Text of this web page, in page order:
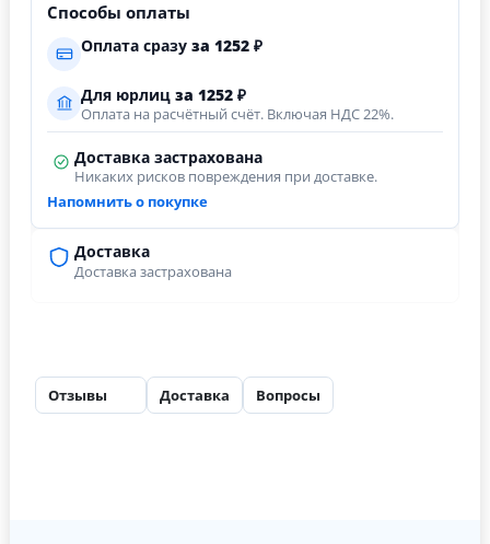
Доставка
Доставка застрахована
Способы оплаты
Оплата сразу за 1252 ₽
Для юрлиц за 1252 ₽
Оплата на расчётный счёт. Включая НДС 22%.
Доставка застрахована
Никаких рисков повреждения при доставке.
Напомнить о покупке
Отзывы Доставка Вопросы